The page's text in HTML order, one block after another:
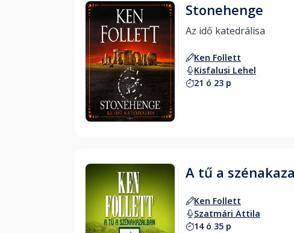
Hallgass bele
Stonehenge
Ken Follett
Kisfalusi Lehel
21 ó 23 p
A tű a
Ken Follett
Szatmári Attila
14 ó 35 p